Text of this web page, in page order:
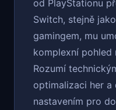
od PlayStationu
Switch, stejně
gamingem, mu
komplexní
Rozumí
optimalizaci her
nastavením pro